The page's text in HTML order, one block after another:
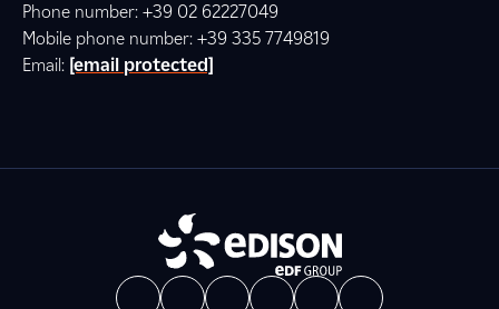
Phone number: +39 02 62227049
Mobile phone number: +39 335 7749819
Email: [email protected]